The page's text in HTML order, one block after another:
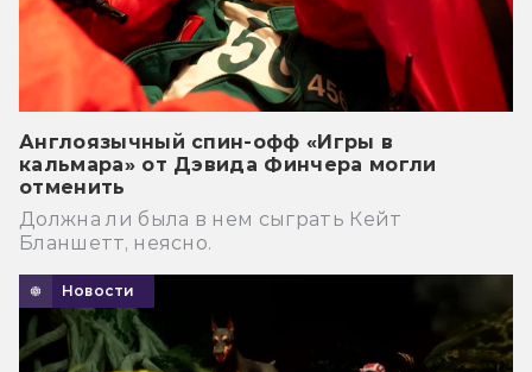
Англоязычный спин-офф «Игры в
кальмара» от Дэвида Финчера могли
отменить
Должна ли была в нем сыграть Кейт
Бланшетт, неясно.
Новости